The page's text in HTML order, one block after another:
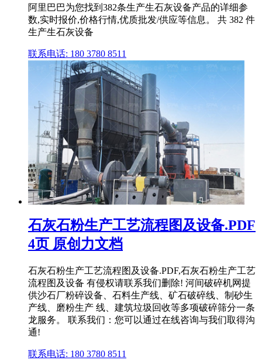
阿里巴巴为您找到382条生产生石灰设备产品的详细参
数,实时报价,价格行情,优质批发/供应等信息。 共 382 件
生产生石灰设备
联系电话: 180 3780 8511
石灰石粉生产工艺流程图及设备.PDF
4页 原创力文档
石灰石粉生产工艺流程图及设备.PDF,石灰石粉生产工艺
流程图及设备 有侵权请联系我们删除! 河间破碎机网提
供沙石厂粉碎设备、石料生产线、矿石破碎线、制砂生
产线、磨粉生产 线、建筑垃圾回收等多项破碎筛分一条
龙服务。 联系我们：您可以通过在线咨询与我们取得沟
通!
联系电话: 180 3780 8511